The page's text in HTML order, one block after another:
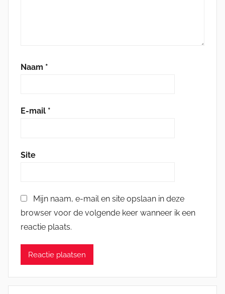
Naam *
E-mail *
Site
Mijn naam, e-mail en site opslaan in deze
browser voor de volgende keer wanneer ik een
reactie plaats.